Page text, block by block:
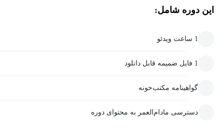
این دوره شامل:
1 ساعت ویدئو
1 فایل ضمیمه قابل دانلود
گواهینامه مکتب‌خونه
دسترسی مادام‌العمر به محتوای دوره